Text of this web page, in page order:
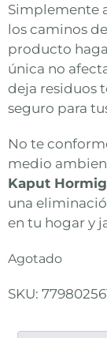
Simplemente
los caminos
producto
única no
deja residuos
seguro para
No te
medio
Kaput
una
en tu hogar y
Agotado
SKU: